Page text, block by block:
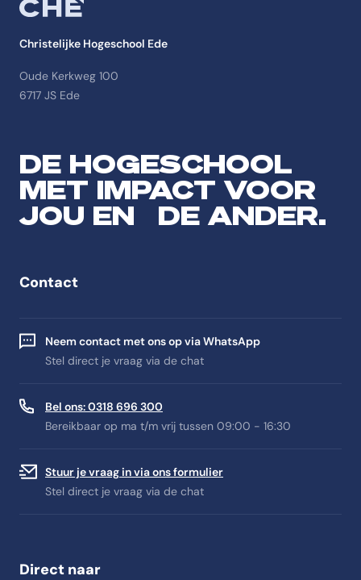
Christelijke Hogeschool Ede
Oude Kerkweg 100
6717 JS Ede
DE HOGESCHOOL
MET IMPACT VOOR
JOU EN DE ANDER.
Contact
Neem contact met ons op via WhatsApp
Stel direct je vraag via de chat
Bel ons: 0318 696 300
Bereikbaar op ma t/m vrij tussen 09:00 - 16:30
Stuur je vraag in via ons formulier
Stel direct je vraag via de chat
Direct naar